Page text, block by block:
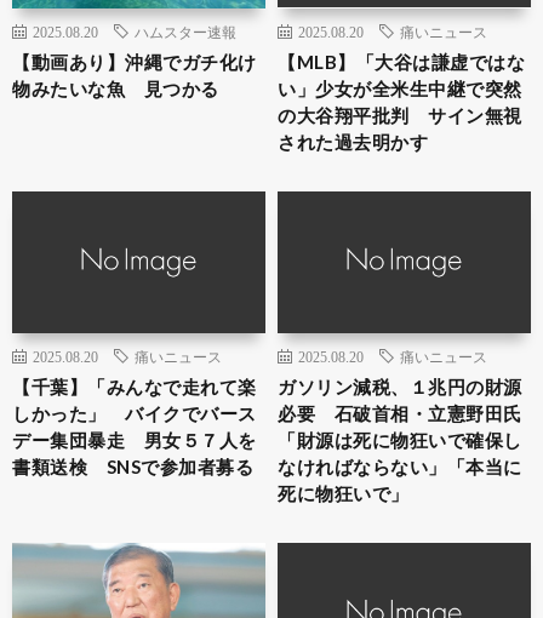
2025.08.20 ハムスター速報
【動画あり】沖縄でガチ化け
物みたいな魚 見つかる
2025.08.20 痛いニュース
【MLB】「大谷は謙虚ではな
い」少女が全米生中継で突然
の大谷翔平批判 サイン無視
された過去明かす
2025.08.20 痛いニュース
【千葉】「みんなで走れて楽
しかった」 バイクでバース
デー集団暴走 男女５７人を
書類送検 SNSで参加者募る
2025.08.20 痛いニュース
ガソリン減税、１兆円の財源
必要 石破首相・立憲野田氏
「財源は死に物狂いで確保し
なければならない」「本当に
死に物狂いで」